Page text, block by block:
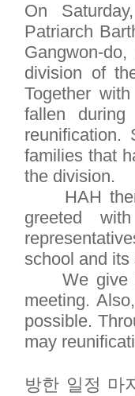
On
Patriarch
Gangwon-
division of
Together
fallen
reunification.
families that
the division.
HAH then
greeted
school and its
We give
meeting.
possible.
may
방한 일정 마